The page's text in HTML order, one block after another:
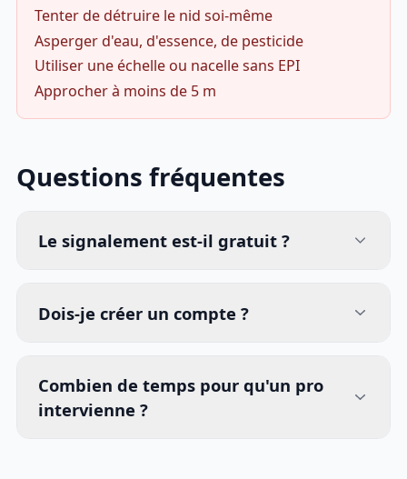
Tenter de détruire le nid soi-même
Asperger d'eau, d'essence, de pesticide
Utiliser une échelle ou nacelle sans EPI
Approcher à moins de 5 m
Questions fréquentes
Le signalement est-il gratuit ?
Dois-je créer un compte ?
Combien de temps pour qu'un pro
intervienne ?